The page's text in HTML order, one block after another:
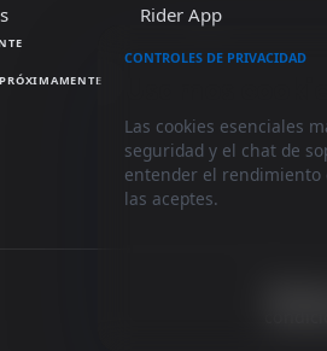
PRÓXIMAMENTE
Rider App
CONTROLES DE PRIVACIDAD
Las cookies esenciales
seguridad y el chat de
entender el rendimiento
las aceptes.